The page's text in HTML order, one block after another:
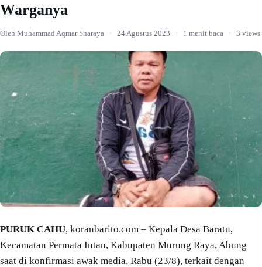
Warganya
Oleh Muhammad Aqmar Sharaya · 24 Agustus 2023 · 1 menit baca · 3 views
PURUK CAHU, koranbarito.com – Kepala Desa Baratu,
Kecamatan Permata Intan, Kabupaten Murung Raya, Abung
saat di konfirmasi awak media, Rabu (23/8), terkait dengan